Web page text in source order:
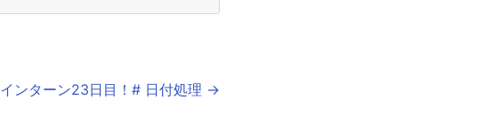
インターン23日目！# 日付処理 →